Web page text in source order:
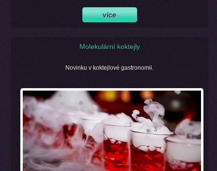
Molekulární koktejly
Novinku v koktejlové gastronomii.